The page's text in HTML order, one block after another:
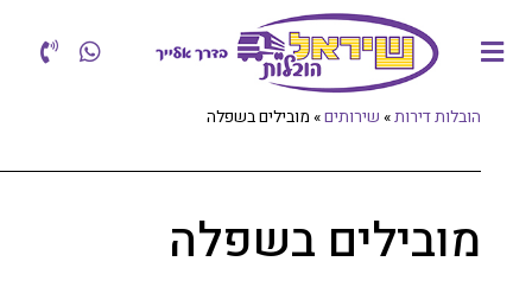
הובלות דירות» שירותים» מובילים בשפלה
מובילים בשפלה